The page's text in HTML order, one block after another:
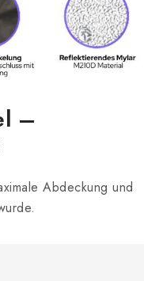
–
Abdeckung und